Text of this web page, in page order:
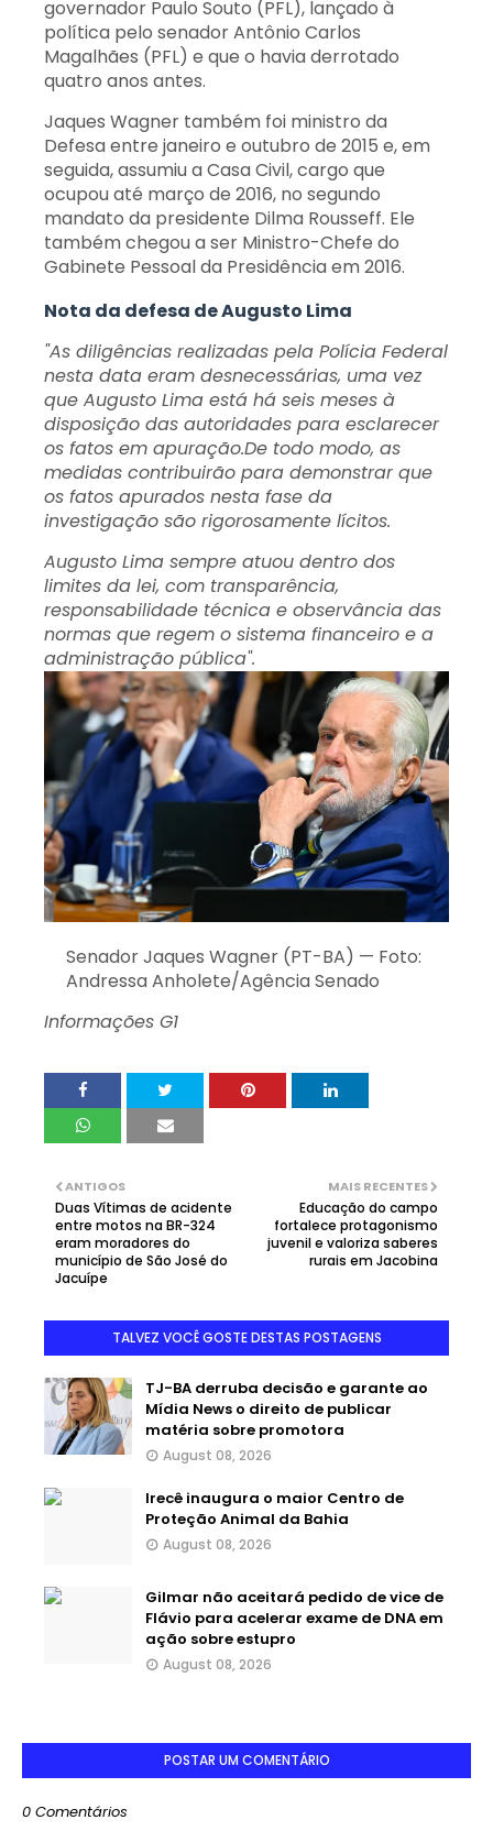
governador Paulo Souto (PFL), lançado à
política pelo senador Antônio Carlos
Magalhães (PFL) e que o havia derrotado
quatro anos antes.
Jaques Wagner também foi ministro da
Defesa entre janeiro e outubro de 2015 e, em
seguida, assumiu a Casa Civil, cargo que
ocupou até março de 2016, no segundo
mandato da presidente Dilma Rousseff. Ele
também chegou a ser Ministro-Chefe do
Gabinete Pessoal da Presidência em 2016.
Nota da defesa de Augusto Lima
"As diligências realizadas pela Polícia Federal
nesta data eram desnecessárias, uma vez
que Augusto Lima está há seis meses à
disposição das autoridades para esclarecer
os fatos em apuração.De todo modo, as
medidas contribuirão para demonstrar que
os fatos apurados nesta fase da
investigação são rigorosamente lícitos.
Augusto Lima sempre atuou dentro dos
limites da lei, com transparência,
responsabilidade técnica e observância das
normas que regem o sistema financeiro e a
administração pública".
Senador Jaques Wagner (PT-BA) — Foto:
Andressa Anholete/Agência Senado
Informações G1
MAIS RECENTES
Educação do campo
fortalece protagonismo
juvenil e valoriza saberes
rurais em Jacobina
ANTIGOS
Duas Vítimas de acidente
entre motos na BR-324
eram moradores do
município de São José do
Jacuípe
TALVEZ VOCÊ GOSTE DESTAS POSTAGENS
TJ-BA derruba decisão e garante ao
Mídia News o direito de publicar
matéria sobre promotora
August 08, 2026
Irecê inaugura o maior Centro de
Proteção Animal da Bahia
August 08, 2026
Gilmar não aceitará pedido de vice de
Flávio para acelerar exame de DNA em
ação sobre estupro
August 08, 2026
POSTAR UM COMENTÁRIO
0 Comentários